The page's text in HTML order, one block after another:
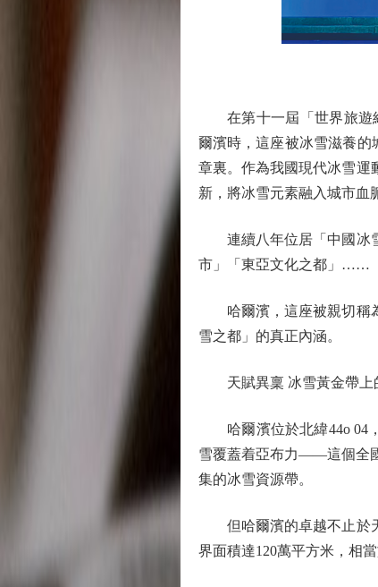
在第十一屆「世界旅遊經
爾濱時，這座被冰雪滋養的
章裏。作為我國現代冰雪運
新，將冰雪元素融入城市血
連續八年位居「中國冰雪
市」「東亞文化之都」……
哈爾濱，這座被親切稱為
雪之都」的真正內涵。
天賦異稟 冰雪黃金帶上
哈爾濱位於北緯44o 04，
雪覆蓋着亞布力——這個全
集的冰雪資源帶。
但哈爾濱的卓越不止於天
界面積達120萬平方米，相